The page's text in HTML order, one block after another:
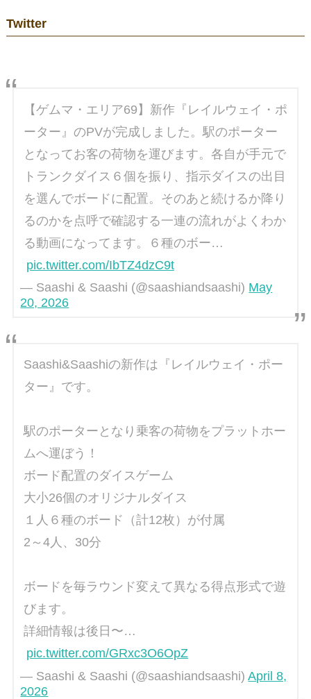
Twitter
【ゲムマ・エリア69】新作『レイルウェイ・ポ
ーター』のPVが完成しました。駅のポーター
となってお客の荷物を運びます。各自が手元で
トランクダイス６個を振り、指示ダイスの出目
を選んでボードに配置。そのあと続けるか降り
るのかを点呼で確認する一連の流れがよくわか
る動画になってます。６種のボー…
pic.twitter.com/IbTZ4dzC9t
— Saashi & Saashi (@saashiandsaashi) May
20, 2026
Saashi&Saashiの新作は『レイルウェイ・ポー
ター』です。
駅のポーターとなり乗客の荷物をプラットホー
ムへ運ぼう！
ボード配置のダイスゲーム
大小26個のオリジナルダイス
１人６種のボード（計12枚）が付属
2～4人、30分
ボードを毎ラウンド変えて異なる得点形式で遊
びます。
詳細情報は後日〜…
pic.twitter.com/GRxc3O6OpZ
— Saashi & Saashi (@saashiandsaashi)April 8,
2026